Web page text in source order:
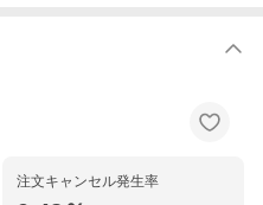
注文キャンセル発生率